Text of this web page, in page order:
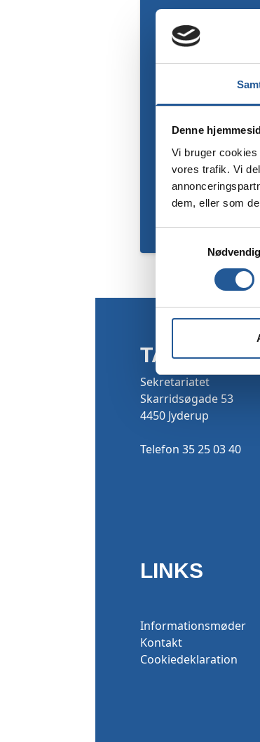
Denne
Vi bruger
vores trafik. Vi
dem, eller som
Nødvendig
TAMU
Sekretariatet
Skarridsøgade 53
4450 Jyderup
Telefon 35 25 03 40
LINKS
Informationsmøder
Kontakt
Cookiedeklaration